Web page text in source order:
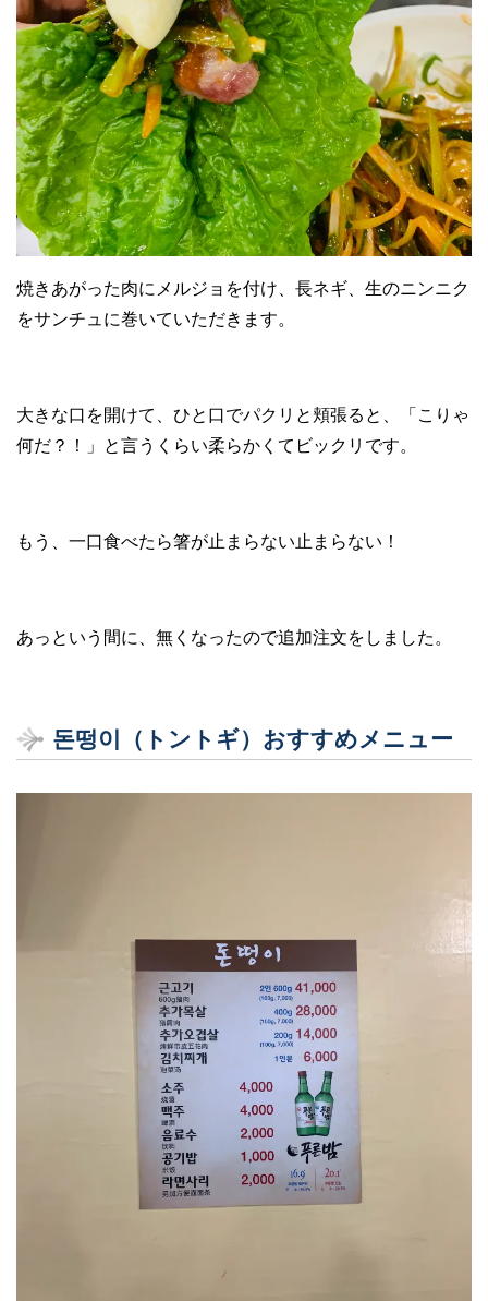
焼きあがった肉にメルジョを付け、長ネギ、生のニンニク
をサンチュに巻いていただきます。
大きな口を開けて、ひと口でパクリと頬張ると、「こりゃ
何だ？！」と言うくらい柔らかくてビックリです。
もう、一口食べたら箸が止まらない止まらない！
あっという間に、無くなったので追加注文をしました。
돈떵이（トントギ）おすすめメニュー